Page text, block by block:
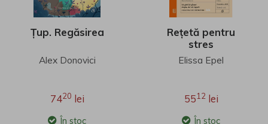
Țup. Regăsirea
Alex Donovici
7420 lei
În stoc
Rețetă pentru
stres
Elissa Epel
5512lei
În stoc